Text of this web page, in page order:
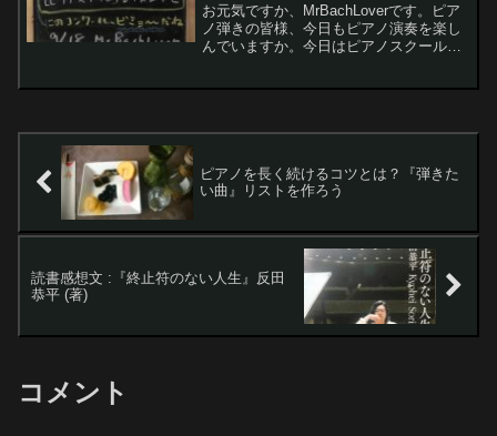
お元気ですか、MrBachLoverです。ピア
ノ弾きの皆様、今日もピアノ演奏を楽し
んでいますか。今日はピアノスクールの
ピアノを長く続けるコツとは？『弾きた
い曲』リストを作ろう
読書感想文 :『終止符のない人生』反田
恭平 (著)
コメント